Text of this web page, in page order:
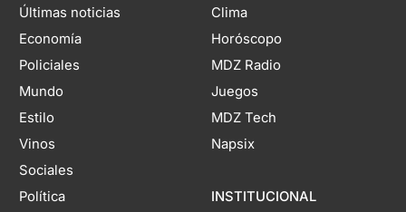
Últimas noticias
Economía
Policiales
Mundo
Estilo
Vinos
Sociales
Política
Clima
Horóscopo
MDZ Radio
Juegos
MDZ Tech
Napsix
INSTITUCIONAL